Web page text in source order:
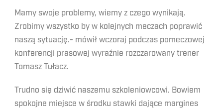
Mamy swoje problemy, wiemy z czego wynikają.
Zrobimy wszystko by w kolejnych meczach poprawić
naszą sytuację.- mówił wczoraj podczas pomeczowej
konferencji prasowej wyraźnie rozczarowany trener
Tomasz Tułacz.
Trudno się dziwić naszemu szkoleniowcowi. Bowiem
spokojne miejsce w środku stawki dające margines